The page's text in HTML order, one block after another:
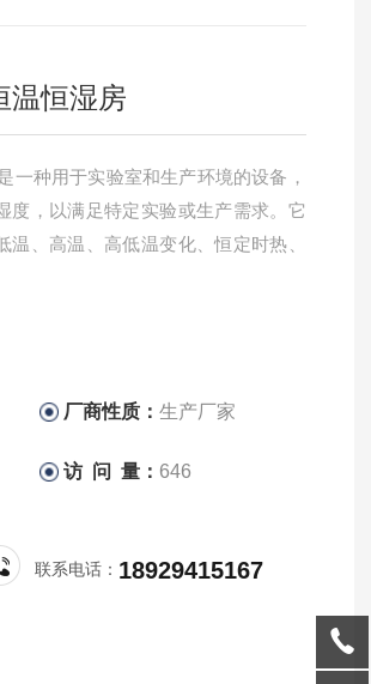
温恒湿房
一种用于实验室和生产环境的设备，
度，以满足特定实验或生产需求。它
、高温、高低温变化、恒定时热、
厂商性质：生产厂家
访 问 量： 646
联系电话： 18929415167